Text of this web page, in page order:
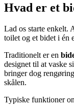
Hvad er et
Lad os starte enkelt.
toilet og et bidet i én
Traditionelt er en
designet til at vaske
bringer dog
skålen.
Typiske funktioner